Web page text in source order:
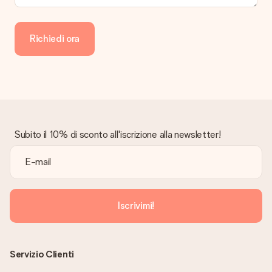
Richiedi ora
Subito il 10% di sconto all'iscrizione alla newsletter!
Iscrivimi!
Servizio Clienti